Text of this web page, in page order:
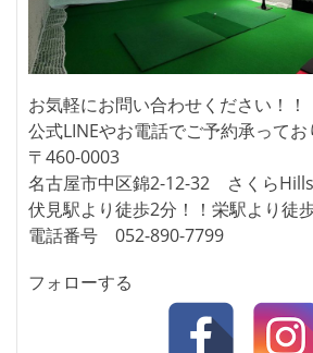
お気軽にお問い合わせください！！
公式LINEやお電話でご予約承ってお
〒460-0003
名古屋市中区錦2-12-32 さくら
伏見駅より徒歩2分！！栄駅より徒
電話番号 052-890-7799
フォローする